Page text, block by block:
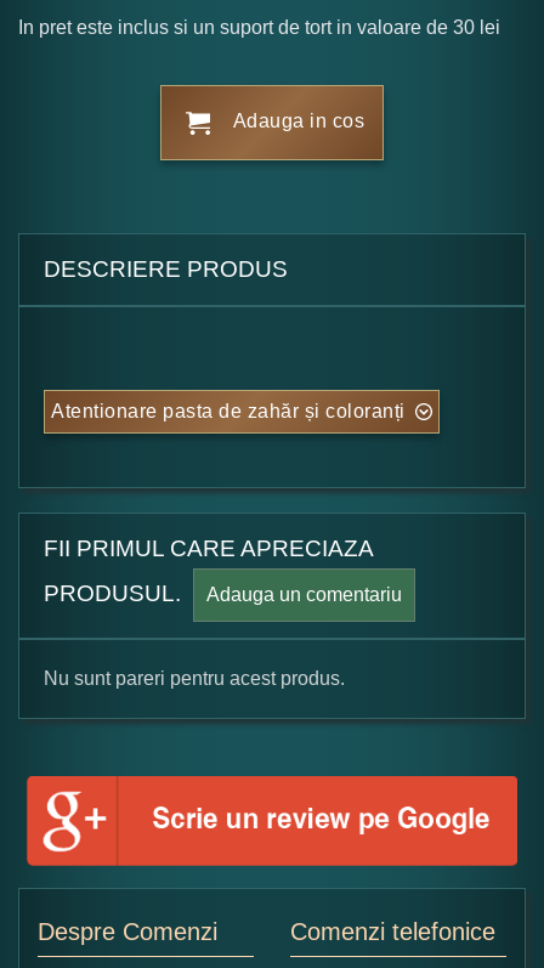
In pret este inclus si un suport de tort in valoare de 30 lei
Adauga in cos
DESCRIERE PRODUS
Atentionare pasta de zahăr și coloranți
FII PRIMUL CARE APRECIAZA
PRODUSUL.
Adauga un comentariu
Formular pareri client
Numele dumneavoastra:
Nu sunt pareri pentru acest produs.
Despre Comenzi Comenzi telefonice